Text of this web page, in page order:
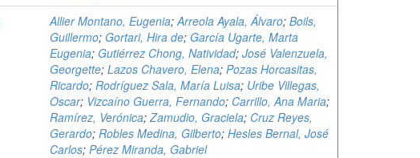
Allier Montano, Eugenia;Arreola Ayala, Álvaro; Boils,
Guillermo; Gortari, Hira de; García Ugarte, Marta
Eugenia; Gutiérrez Chong, Natividad; José Valenzuela,
Georgette; Lazos Chavero, Elena; Pozas Horcasitas,
Ricardo; Rodríguez Sala, María Luisa; Uribe Villegas,
Oscar; Vizcaíno Guerra, Fernando; Carrillo, Ana Maria;
Ramírez, Verónica;Zamudio, Graciela; Cruz Reyes,
Gerardo; Robles Medina, Gilberto; Hesles Bernal, José
Carlos; Pérez Miranda, Gabriel